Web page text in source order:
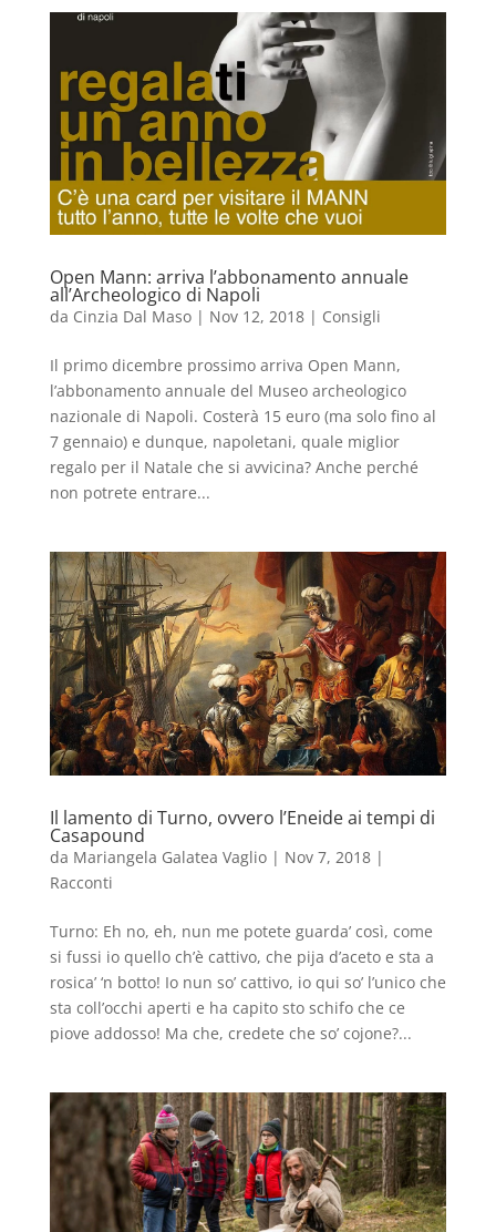
Open Mann: arriva l’abbonamento annuale
all’Archeologico di Napoli
da Cinzia Dal Maso| Nov 12, 2018| Consigli
Il primo dicembre prossimo arriva Open Mann,
l’abbonamento annuale del Museo archeologico
nazionale di Napoli. Costerà 15 euro (ma solo fino al
7 gennaio) e dunque, napoletani, quale miglior
regalo per il Natale che si avvicina? Anche perché
non potrete entrare...
Il lamento di Turno, ovvero l’Eneide ai tempi di
Casapound
da Mariangela Galatea Vaglio| Nov 7, 2018|
Racconti
Turno: Eh no, eh, nun me potete guarda’ così, come
si fussi io quello ch’è cattivo, che pija d’aceto e sta a
rosica’ ‘n botto! Io nun so’ cattivo, io qui so’ l’unico che
sta coll’occhi aperti e ha capito sto schifo che ce
piove addosso! Ma che, credete che so’ cojone?...